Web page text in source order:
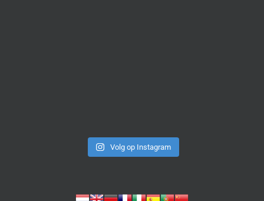
Volg op Instagram